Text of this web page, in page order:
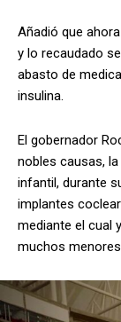
Añadió que
y lo recaudado
abasto de
insulina.
El gobernador
nobles causas,
infantil, durante
implantes
mediante el cual
muchos